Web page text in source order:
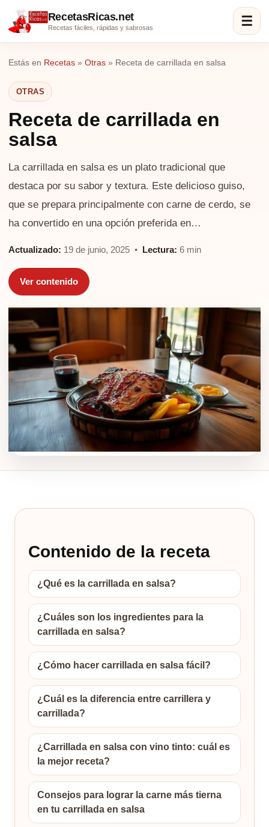
RecetasRicas.net
Recetas fáciles, rápidas y sabrosas ☰
Estás en Recetas » Otras » Receta de carrillada en salsa
OTRAS
Receta de carrillada en
salsa
La carrillada en salsa es un plato tradicional que
destaca por su sabor y textura. Este delicioso guiso,
que se prepara principalmente con carne de cerdo, se
ha convertido en una opción preferida en…
Actualizado: 19 de junio, 2025 • Lectura: 6 min
Ver contenido
Contenido de la receta
¿Qué es la carrillada en salsa?
¿Cuáles son los ingredientes para la
carrillada en salsa?
¿Cómo hacer carrillada en salsa fácil?
¿Cuál es la diferencia entre carrillera y
carrillada?
¿Carrillada en salsa con vino tinto: cuál es
la mejor receta?
Consejos para lograr la carne más tierna
en tu carrillada en salsa